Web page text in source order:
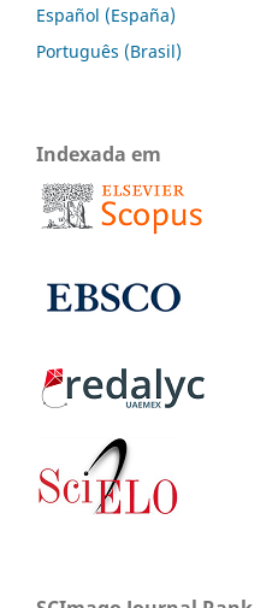
Español (España)
Português (Brasil)
Indexada em